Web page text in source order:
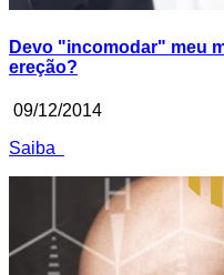
Devo "incomodar" meu
ereção?
09/12/2014
Saiba